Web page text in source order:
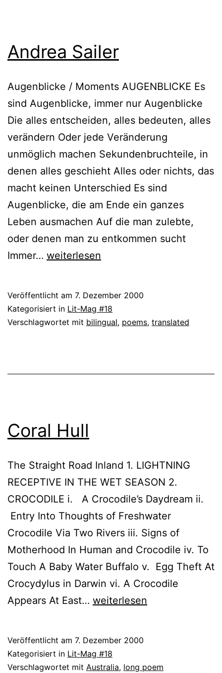
Andrea Sailer
Augenblicke / Moments AUGENBLICKE Es
sind Augenblicke, immer nur Augenblicke
Die alles entscheiden, alles bedeuten, alles
verändern Oder jede Veränderung
unmöglich machen Sekundenbruchteile, in
denen alles geschieht Alles oder nichts, das
macht keinen Unterschied Es sind
Augenblicke, die am Ende ein ganzes
Leben ausmachen Auf die man zulebte,
oder denen man zu entkommen sucht
Immer… Andrea
weiterlesen
Veröffentlicht am 7. Dezember 2000
Kategorisiert in Lit-Mag #18
Verschlagwortet mit bilingual, poems, translated
Coral Hull
The Straight Road Inland 1. LIGHTNING
RECEPTIVE IN THE WET SEASON 2.
CROCODILE i. A Crocodile’s Daydream ii.
Entry Into Thoughts of Freshwater
Crocodile Via Two Rivers iii. Signs of
Motherhood In Human and Crocodile iv. To
Touch A Baby Water Buffalo v. Egg Theft At
Crocydylus in Darwin vi. A Crocodile
Appears At East… Coral
weiterlesen
Veröffentlicht am 7. Dezember 2000
Kategorisiert in Lit-Mag #18
Verschlagwortet mit Australia, long poem